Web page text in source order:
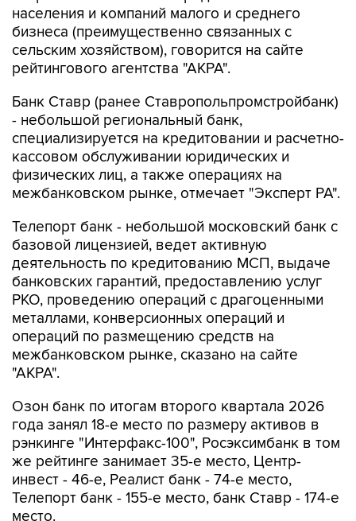
населения и компаний малого и среднего
бизнеса (преимущественно связанных с
сельским хозяйством), говорится на сайте
рейтингового агентства "АКРА".
Банк Ставр (ранее Ставропольпромстройбанк)
- небольшой региональный банк,
специализируется на кредитовании и расчетно-
кассовом обслуживании юридических и
физических лиц, а также операциях на
межбанковском рынке, отмечает "Эксперт РА".
Телепорт банк - небольшой московский банк с
базовой лицензией, ведет активную
деятельность по кредитованию МСП, выдаче
банковских гарантий, предоставлению услуг
РКО, проведению операций с драгоценными
металлами, конверсионных операций и
операций по размещению средств на
межбанковском рынке, сказано на сайте
"АКРА".
Озон банк по итогам второго квартала 2026
года занял 18-е место по размеру активов в
рэнкинге "Интерфакс-100", Росэксимбанк в том
же рейтинге занимает 35-е место, Центр-
инвест - 46-е, Реалист банк - 74-е место,
Телепорт банк - 155-е место, банк Ставр - 174-е
место.